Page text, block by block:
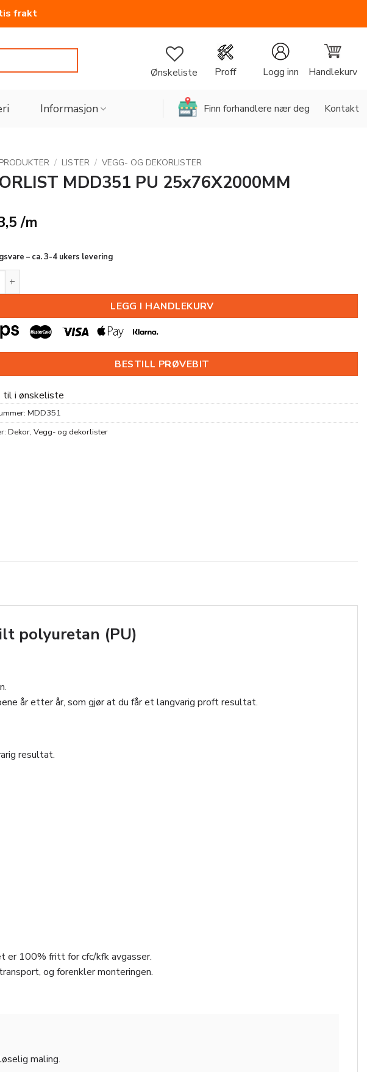
frakt
Ønskeliste Proff Logg inn Handlekurv
Informasjon Finn forhandlere nær deg Kontakt
PRODUKTER / LISTER / VEGG- OG DEKORLISTER
MDD351 PU 25x76X2000MM
/m
– ca. 3-4 ukers levering
MDD351 PU 25x76X2000MM antall
LEGG I HANDLEKURV
BESTILL PRØVEBIT
til i ønskeliste
MDD351
Dekor, Vegg- og dekorlister
polyuretan (PU)
år etter år, som gjør at du får et langvarig proft resultat.
resultat.
er 100% fritt for cfc/kfk avgasser.
og forenkler monteringen.
maling.